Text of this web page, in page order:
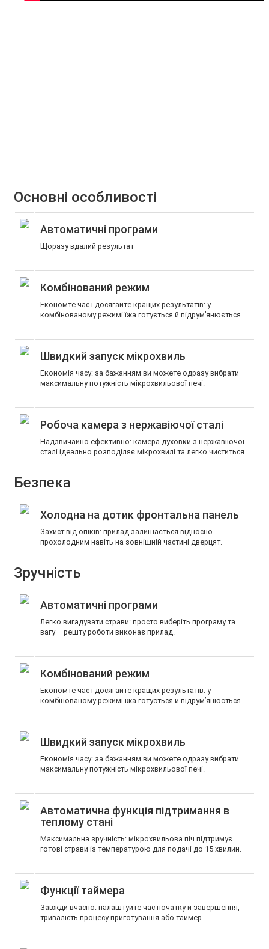
Основні особливості
Автоматичні програми
Щоразу вдалий результат
Комбінований режим
Економте час і досягайте кращих результатів: у
комбінованому режимі їжа готується й підрум’янюється.
Швидкий запуск мікрохвиль
Економія часу: за бажанням ви можете одразу вибрати
максимальну потужність мікрохвильової печі.
Робоча камера з нержавіючої сталі
Надзвичайно ефективно: камера духовки з нержавіючої
сталі ідеально розподіляє мікрохвилі та легко чиститься.
Безпека
Холодна на дотик фронтальна панель
Захист від опіків: прилад залишається відносно
прохолодним навіть на зовнішній частині дверцят.
Зручність
Автоматичні програми
Легко вигадувати страви: просто виберіть програму та
вагу – решту роботи виконає прилад.
Комбінований режим
Економте час і досягайте кращих результатів: у
комбінованому режимі їжа готується й підрум’янюється.
Швидкий запуск мікрохвиль
Економія часу: за бажанням ви можете одразу вибрати
максимальну потужність мікрохвильової печі.
Автоматична функція підтримання в
теплому стані
Максимальна зручність: мікрохвильова піч підтримує
готові страви із температурою для подачі до 15 хвилин.
Функції таймера
Завжди вчасно: налаштуйте час початку й завершення,
тривалість процесу приготування або таймер.